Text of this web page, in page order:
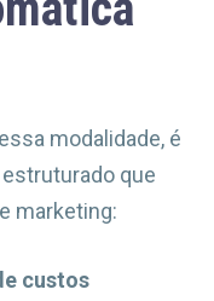
modalidade, é
que
marketing:
custos